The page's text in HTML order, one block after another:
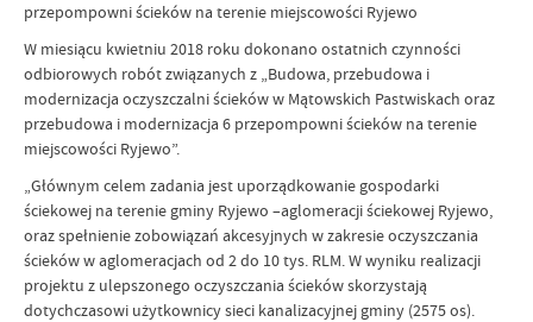
przepompowni ścieków na terenie miejscowości Ryjewo
W miesiącu kwietniu 2018 roku dokonano ostatnich czynności
odbiorowych robót związanych z „Budowa, przebudowa i
modernizacja oczyszczalni ścieków w Mątowskich Pastwiskach oraz
przebudowa i modernizacja 6 przepompowni ścieków na terenie
miejscowości Ryjewo”.
„Głównym celem zadania jest uporządkowanie gospodarki
ściekowej na terenie gminy Ryjewo –aglomeracji ściekowej Ryjewo,
oraz spełnienie zobowiązań akcesyjnych w zakresie oczyszczania
ścieków w aglomeracjach od 2 do 10 tys. RLM. W wyniku realizacji
projektu z ulepszonego oczyszczania ścieków skorzystają
dotychczasowi użytkownicy sieci kanalizacyjnej gminy (2575 os).